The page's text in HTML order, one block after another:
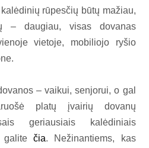
rūpesčių būtų mažiau,
– daugiau, visas dovanas
vietoje, mobiliojo ryšio
– vaikui, senjorui, o gal
platų įvairių dovanų
geriausiais kalėdiniais
galitečia. Nežinantiems, kas